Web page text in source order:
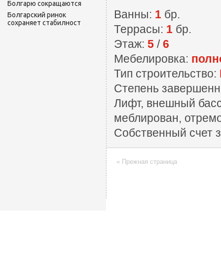
Болгарю сокращаются
Болгарский ринок
сохраняет стабилност
Ванны: 1 бр.
Террасы: 1 бр.
Этаж: 5 /6
Мебелировка:
Тип строительство:
Степень
Лифт, внешный
меблирован,
Собственный счет
« Прежная страница